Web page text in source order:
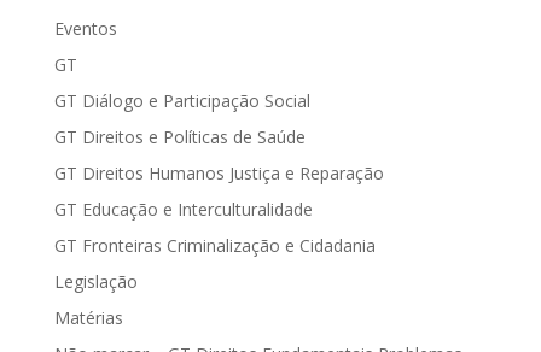
Eventos
GT
GT Diálogo e Participação Social
GT Direitos e Políticas de Saúde
GT Direitos Humanos Justiça e Reparação
GT Educação e Interculturalidade
GT Fronteiras Criminalização e Cidadania
Legislação
Matérias